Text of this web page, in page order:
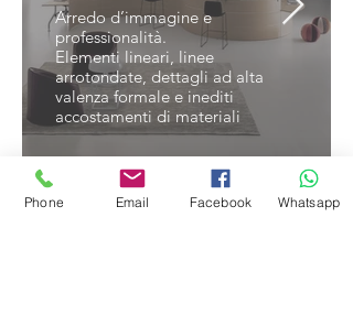
Arredo d’immagine e
professionalità.
Elementi lineari, linee
arrotondate, dettagli ad alta
valenza formale e inediti
accostamenti di materiali
Phone Email Facebook Whatsapp